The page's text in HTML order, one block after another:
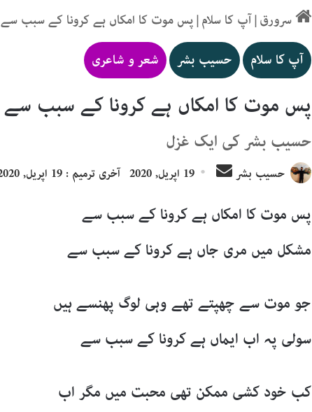
سرورق|آپ کا سلام|پس موت کا امکاں ہے کرونا کے سبب سے
آپ کا سلام حسیب بشر شعر و شاعری
پس موت کا امکاں ہے کرونا کے سبب سے
حسیب بشر کی ایک غزل
حسیب بشر
Send19 اپریل, 2020 آخری ترمیم : 19 اپریل, 2020
پس موت کا امکاں ہے کرونا کے سبب سے
مشکل میں مری جاں ہے کرونا کے سبب سے
جو موت سے چھپتے تھے وہی لوگ پھنسے ہیں
سولی پہ اب ایماں ہے کرونا کے سبب سے
کب خود کشی ممکن تھی محبت میں مگر اب